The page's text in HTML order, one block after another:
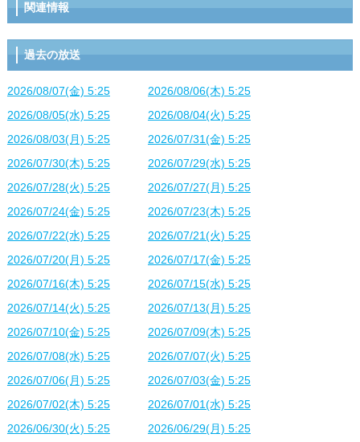
関連情報
過去の放送
2026/08/07(金) 5:25
2026/08/06(木) 5:25
2026/08/05(水) 5:25
2026/08/04(火) 5:25
2026/08/03(月) 5:25
2026/07/31(金) 5:25
2026/07/30(木) 5:25
2026/07/29(水) 5:25
2026/07/28(火) 5:25
2026/07/27(月) 5:25
2026/07/24(金) 5:25
2026/07/23(木) 5:25
2026/07/22(水) 5:25
2026/07/21(火) 5:25
2026/07/20(月) 5:25
2026/07/17(金) 5:25
2026/07/16(木) 5:25
2026/07/15(水) 5:25
2026/07/14(火) 5:25
2026/07/13(月) 5:25
2026/07/10(金) 5:25
2026/07/09(木) 5:25
2026/07/08(水) 5:25
2026/07/07(火) 5:25
2026/07/06(月) 5:25
2026/07/03(金) 5:25
2026/07/02(木) 5:25
2026/07/01(水) 5:25
2026/06/30(火) 5:25
2026/06/29(月) 5:25